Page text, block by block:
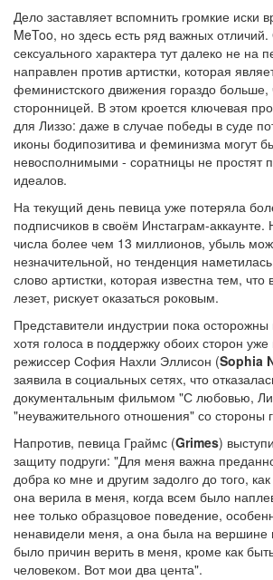
Дело заставляет вспомнить громкие иски
MeToo, но здесь есть ряд важных
сексуального характера тут далеко не на
направлен против артистки, которая
феминистского движения гораздо
сторонницей. В этом кроется ключевая
для Лиззо: даже в случае победы в суде
иконы бодипозитива и феминизма могут
невосполнимыми - соратницы не простят
идеалов.
На текущий день певица уже потеряла
подписчиков в своём Инстаграм-
числа более чем 13 миллионов, убыль
незначительной, но тенденция
слово артистки, которая известна тем,
лезет, рискует оказаться роковым.
Представители индустрии пока осторожны
хотя голоса в поддержку обоих сторон уже
режиссер София Нахли Эллисон (Sophia
заявила в социальных сетях, что
документальным фильмом "С любовью,
"неуважительного отношения" со стороны
Напротив, певица Граймс (Grimes)
защиту подруги: "Для меня важна
добра ко мне и другим задолго до того,
она верила в меня, когда всем было
нее только образцовое поведение,
ненавидели меня, а она была на
было причин верить в меня, кроме как
человеком. Вот мои два цента".